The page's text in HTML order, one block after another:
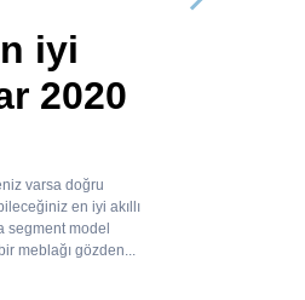
iyi
2020
varsa doğru
en iyi akıllı
segment model
meblağı gözden...
Sonraki